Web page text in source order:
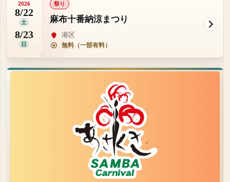
2026
8/22
土
8/23
日
祭り
麻布十番納涼まつり
港区
無料（一部有料）